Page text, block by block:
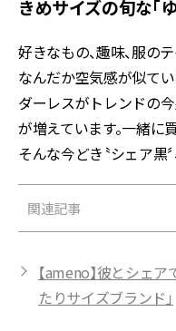
きめサイズの旬な「
好きなもの、趣味、服の
なんだか空気感が似て
ダーレスがトレンドの
が増えています。一緒に
そんな今どき〝シェア黒
関連記事
【ameno】彼とシェ
たりサイズブランド」